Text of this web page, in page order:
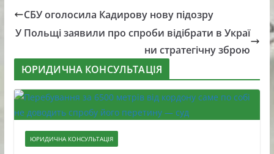
СБУ оголосила Кадирову нову підозру
У Польщі заявили про спроби відібрати в Украї
ни стратегічну зброю
ЮРИДИЧНА КОНСУЛЬТАЦІЯ
ЮРИДИЧНА КОНСУЛЬТАЦІЯ